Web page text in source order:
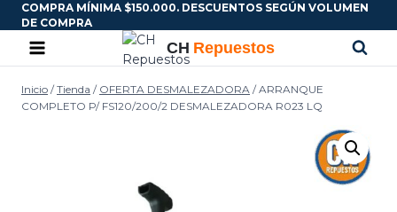
COMPRA MÍNIMA $150.000. DESCUENTOS SEGÚN VOLUMEN
DE COMPRA
Inicio / Tienda / OFERTA DESMALEZADORA / ARRANQUE
COMPLETO P/ FS120/200/2 DESMALEZADORA R023 LQ